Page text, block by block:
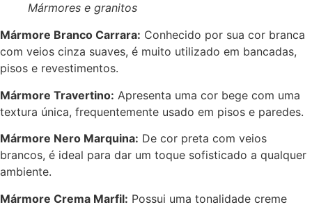
Mármores e granitos
Mármore Branco Carrara: Conhecido por sua cor branca
com veios cinza suaves, é muito utilizado em bancadas,
pisos e revestimentos.
Mármore Travertino: Apresenta uma cor bege com uma
textura única, frequentemente usado em pisos e paredes.
Mármore Nero Marquina: De cor preta com veios
brancos, é ideal para dar um toque sofisticado a qualquer
ambiente.
Mármore Crema Marfil: Possui uma tonalidade creme